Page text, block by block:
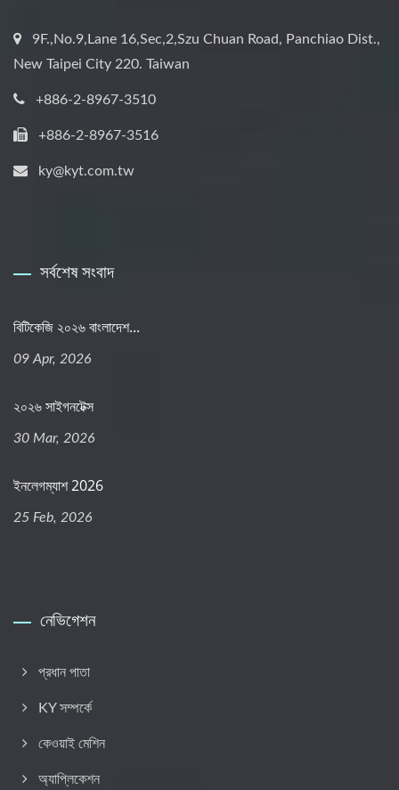
9F.,No.9,Lane 16,Sec,2,Szu Chuan Road, Panchiao Dist.,
New Taipei City 220. Taiwan
+886-2-8967-3510
+886-2-8967-3516
ky@kyt.com.tw
সর্বশেষ সংবাদ
বিটিকেজি ২০২৬ বাংলাদেশ...
09 Apr, 2026
২০২৬ সাইগনটেক্স
30 Mar, 2026
ইনলেগম্যাশ 2026
25 Feb, 2026
নেভিগেশন
প্রধান পাতা
KY সম্পর্কে
কেওয়াই মেশিন
অ্যাপ্লিকেশন